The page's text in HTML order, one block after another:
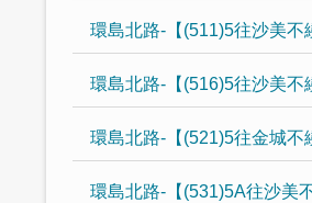
環島北路-【(511)5往沙美不
環島北路-【(516)5往沙美不
環島北路-【(521)5往金城不
環島北路-【(531)5A往沙美